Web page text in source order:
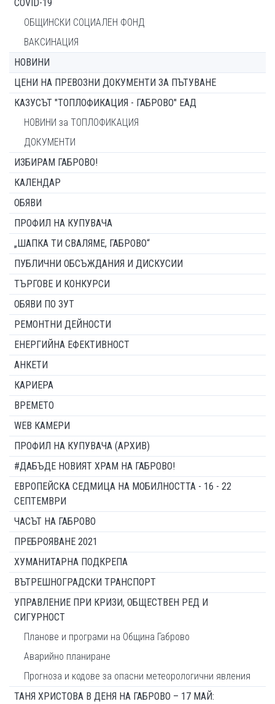
COVID-19
ОБЩИНСКИ СОЦИАЛЕН ФОНД
ВАКСИНАЦИЯ
НОВИНИ
ЦЕНИ НА ПРЕВОЗНИ ДОКУМЕНТИ ЗА ПЪТУВАНЕ
КАЗУСЪТ "ТОПЛОФИКАЦИЯ - ГАБРОВО" ЕАД
НОВИНИ за ТОПЛОФИКАЦИЯ
ДОКУМЕНТИ
ИЗБИРАМ ГАБРОВО!
КАЛЕНДАР
ОБЯВИ
ПРОФИЛ НА КУПУВАЧА
„ШАПКА ТИ СВАЛЯМЕ, ГАБРОВО“
ПУБЛИЧНИ ОБСЪЖДАНИЯ И ДИСКУСИИ
ТЪРГОВЕ И КОНКУРСИ
ОБЯВИ ПО ЗУТ
РЕМОНТНИ ДЕЙНОСТИ
ЕНЕРГИЙНА ЕФЕКТИВНОСТ
АНКЕТИ
КАРИЕРА
ВРЕМЕТО
WEB КАМЕРИ
ПРОФИЛ НА КУПУВАЧА (АРХИВ)
#ДАБЪДЕ НОВИЯТ ХРАМ НА ГАБРОВО!
ЕВРОПЕЙСКА СЕДМИЦА НА МОБИЛНОСТТА - 16 - 22
СЕПТЕМВРИ
ЧАСЪТ НА ГАБРОВО
ПРЕБРОЯВАНЕ 2021
ХУМАНИТАРНА ПОДКРЕПА
ВЪТРЕШНОГРАДСКИ ТРАНСПОРТ
УПРАВЛЕНИЕ ПРИ КРИЗИ, ОБЩЕСТВЕН РЕД И
СИГУРНОСТ
Планове и програми на Община Габрово
Аварийно планиране
Прогноза и кодове за опасни метеорологични явления
ТАНЯ ХРИСТОВА В ДЕНЯ НА ГАБРОВО – 17 МАЙ: